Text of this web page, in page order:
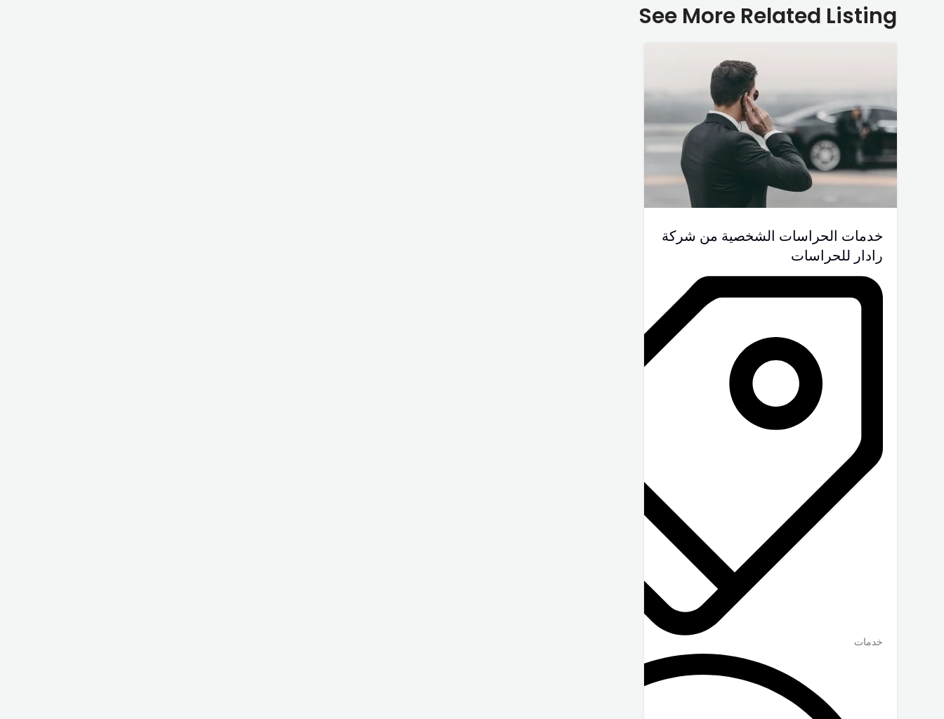
See More Related Listing
خدمات الحراسات الشخصية من شركة
رادار للحراسات
خدمات